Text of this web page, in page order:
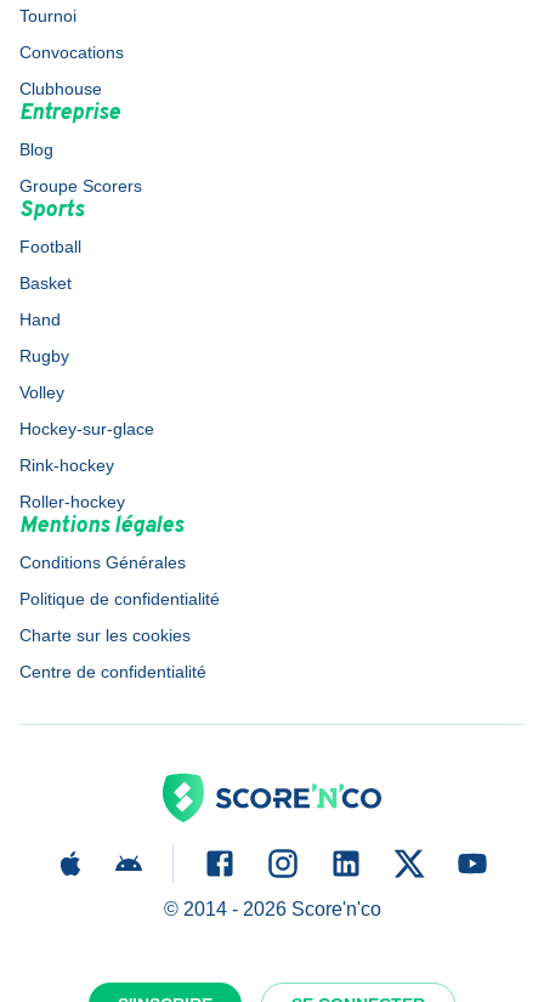
Tournoi
Convocations
Clubhouse
Entreprise
Blog
Groupe Scorers
Sports
Football
Basket
Hand
Rugby
Volley
Hockey-sur-glace
Rink-hockey
Roller-hockey
Mentions légales
Conditions Générales
Politique de confidentialité
Charte sur les cookies
Centre de confidentialité
© 2014 - 2026Score'n'co